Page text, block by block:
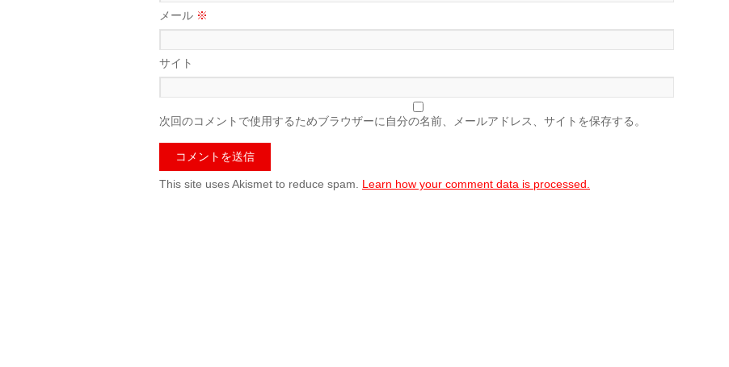
メール ※
サイト
次回のコメントで使用するためブラウザーに自分の名前、メールアドレス、サイトを保存する。
This site uses Akismet to reduce spam. Learn how your comment data is processed.